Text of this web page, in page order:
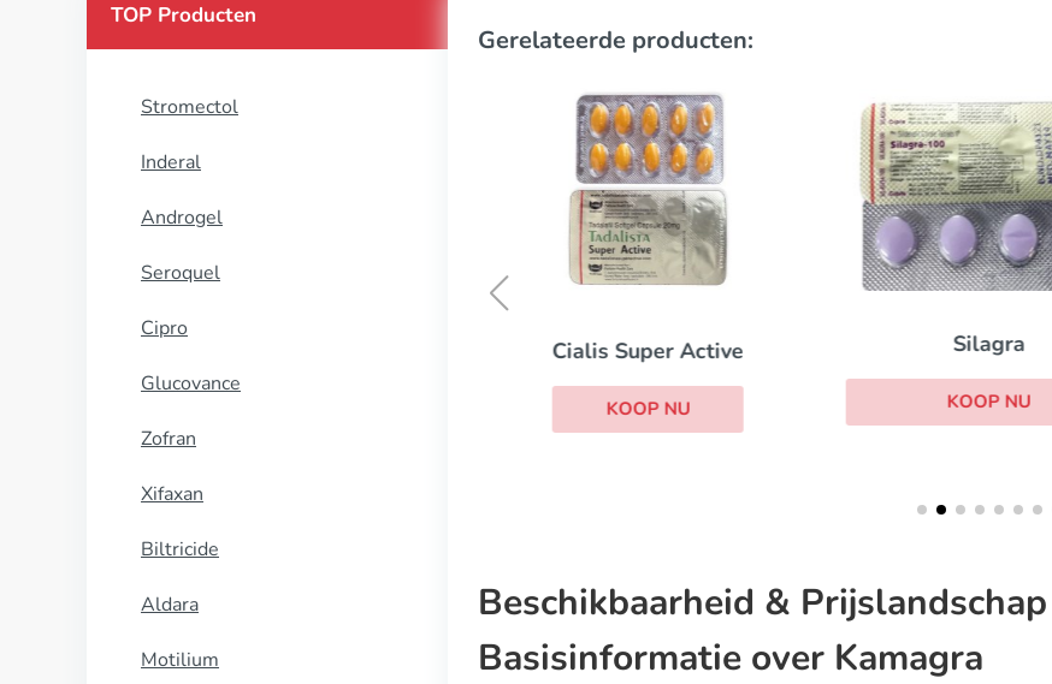
TOP Producten
Stromectol
Inderal
Androgel
Seroquel
Cipro
Glucovance
Zofran
Xifaxan
Biltricide
Aldara
Motilium
Gerelateerde producten:
Cialis Super Active
KOOP NU
Silagra
KOOP NU
Beschikbaarheid & Prijslandschap
Basisinformatie over Kamagra